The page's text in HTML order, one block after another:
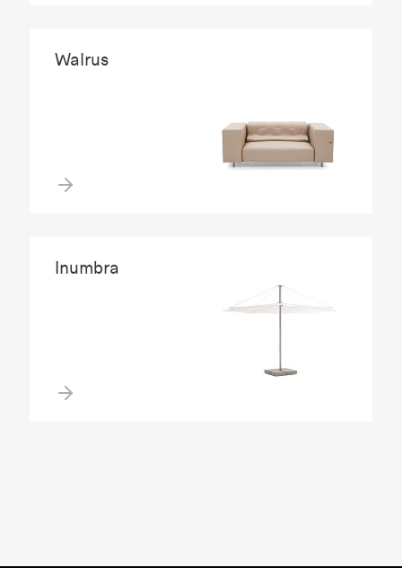
Walrus
Inumbra